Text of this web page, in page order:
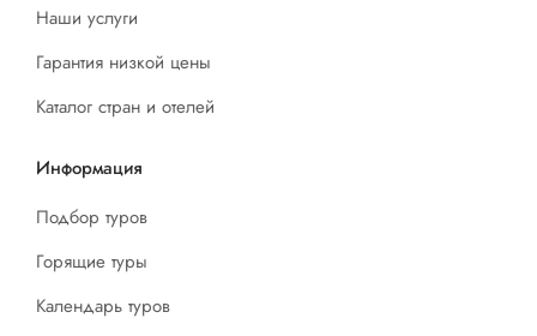
Наши услуги
Гарантия низкой цены
Каталог стран и отелей
Информация
Подбор туров
Горящие туры
Календарь туров